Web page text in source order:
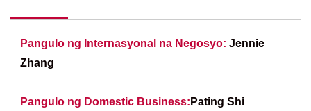
Pangulo ng Internasyonal na Negosyo: Jennie
Zhang
Pangulo ng Domestic Business: Pating Shi